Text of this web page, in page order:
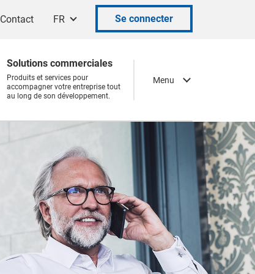
Contact FR Se connecter
Menu
Solutions commerciales
Produits et services pour
accompagner votre entreprise tout
au long de son développement.